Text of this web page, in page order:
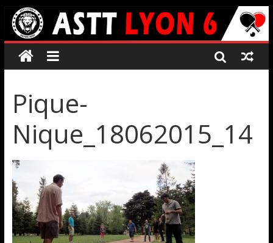
Pique-
Nique_18062015_14